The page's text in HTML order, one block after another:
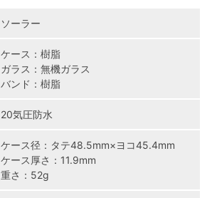
ソーラー
ケース：樹脂
ガラス：無機ガラス
バンド：樹脂
20気圧防水
ケース径：タテ48.5mm×ヨコ45.4mm
ケース厚さ：11.9mm
重さ：52g